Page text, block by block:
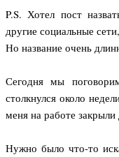
P.S. Хотел пост
другие социальные
Но название очень
Сегодня мы
столкнулся около
меня на работе
Нужно было что-то